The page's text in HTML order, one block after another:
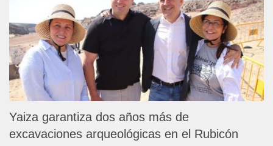
Yaiza garantiza dos años más de
excavaciones arqueológicas en el Rubicón